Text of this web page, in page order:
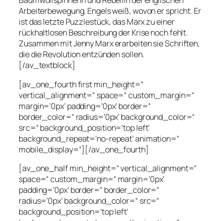
Arbeiterbewegung. Engels weiß, wovon er spricht. Er
ist das letzte Puzzlestück, das Marx zu einer
rückhaltlosen Beschreibung der Krise noch fehlt.
Zusammen mit Jenny Marx erarbeiten sie Schriften,
die die Revolution entzünden sollen.
[/av_textblock]
[av_one_fourth first min_height=“
vertical_alignment=“ space=“ custom_margin=“
margin=’0px‘ padding=’0px‘ border=“
border_color=“ radius=’0px‘ background_color=“
src=“ background_position=’top left‘
background_repeat=’no-repeat‘ animation=“
mobile_display=“][/av_one_fourth]
[av_one_half min_height=“ vertical_alignment=“
space=“ custom_margin=“ margin=’0px‘
padding=’0px‘ border=“ border_color=“
radius=’0px‘ background_color=“ src=“
background_position=’top left‘